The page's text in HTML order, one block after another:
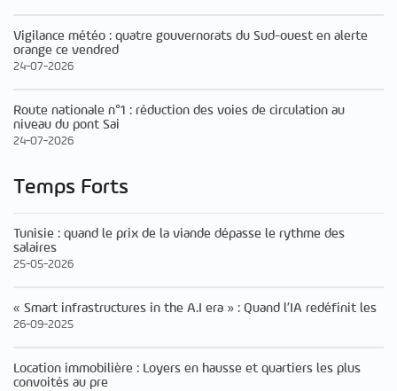
Vigilance météo : quatre gouvernorats du Sud-ouest en alerte
orange ce vendred
24-07-2026
Route nationale n°1 : réduction des voies de circulation au
niveau du pont Sai
24-07-2026
Temps Forts
Tunisie : quand le prix de la viande dépasse le rythme des
salaires
25-05-2026
« Smart infrastructures in the A.I era » : Quand l’IA redéfinit les
26-09-2025
Location immobilière : Loyers en hausse et quartiers les plus
convoités au pre